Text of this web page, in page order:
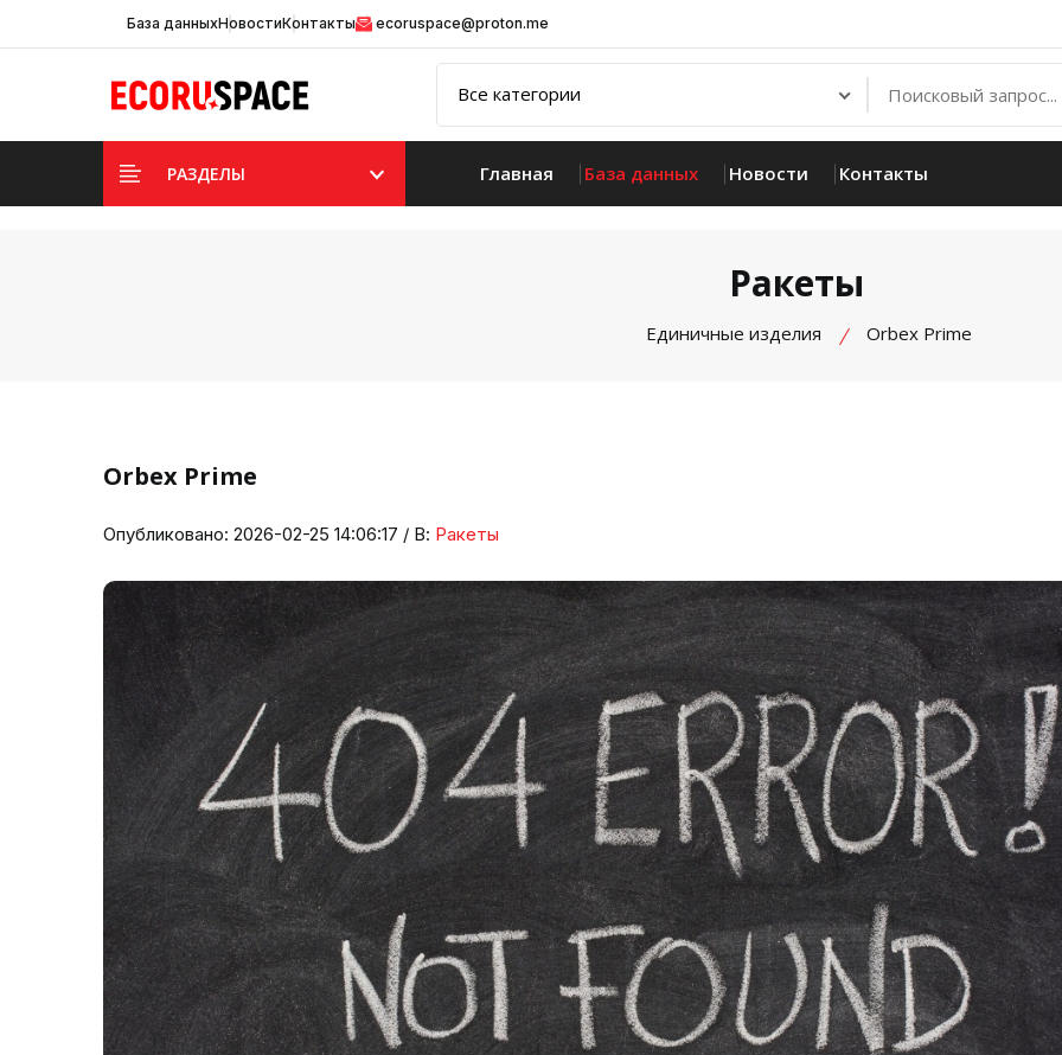
База данныхНовостиКонтакты ecoruspace@proton.me
РАЗДЕЛЫ Главная База данных Новости Контакты
Ракеты
Единичные изделия Orbex Prime
Orbex Prime
Опубликовано: 2026-02-25 14:06:17 / В: Ракеты